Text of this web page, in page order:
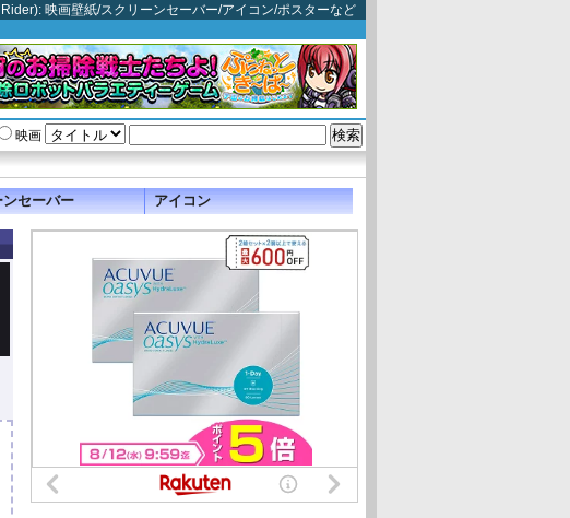
映画壁紙/スクリーンセーバー/アイコン/ポスターなど
映画
ンセーバー アイコン